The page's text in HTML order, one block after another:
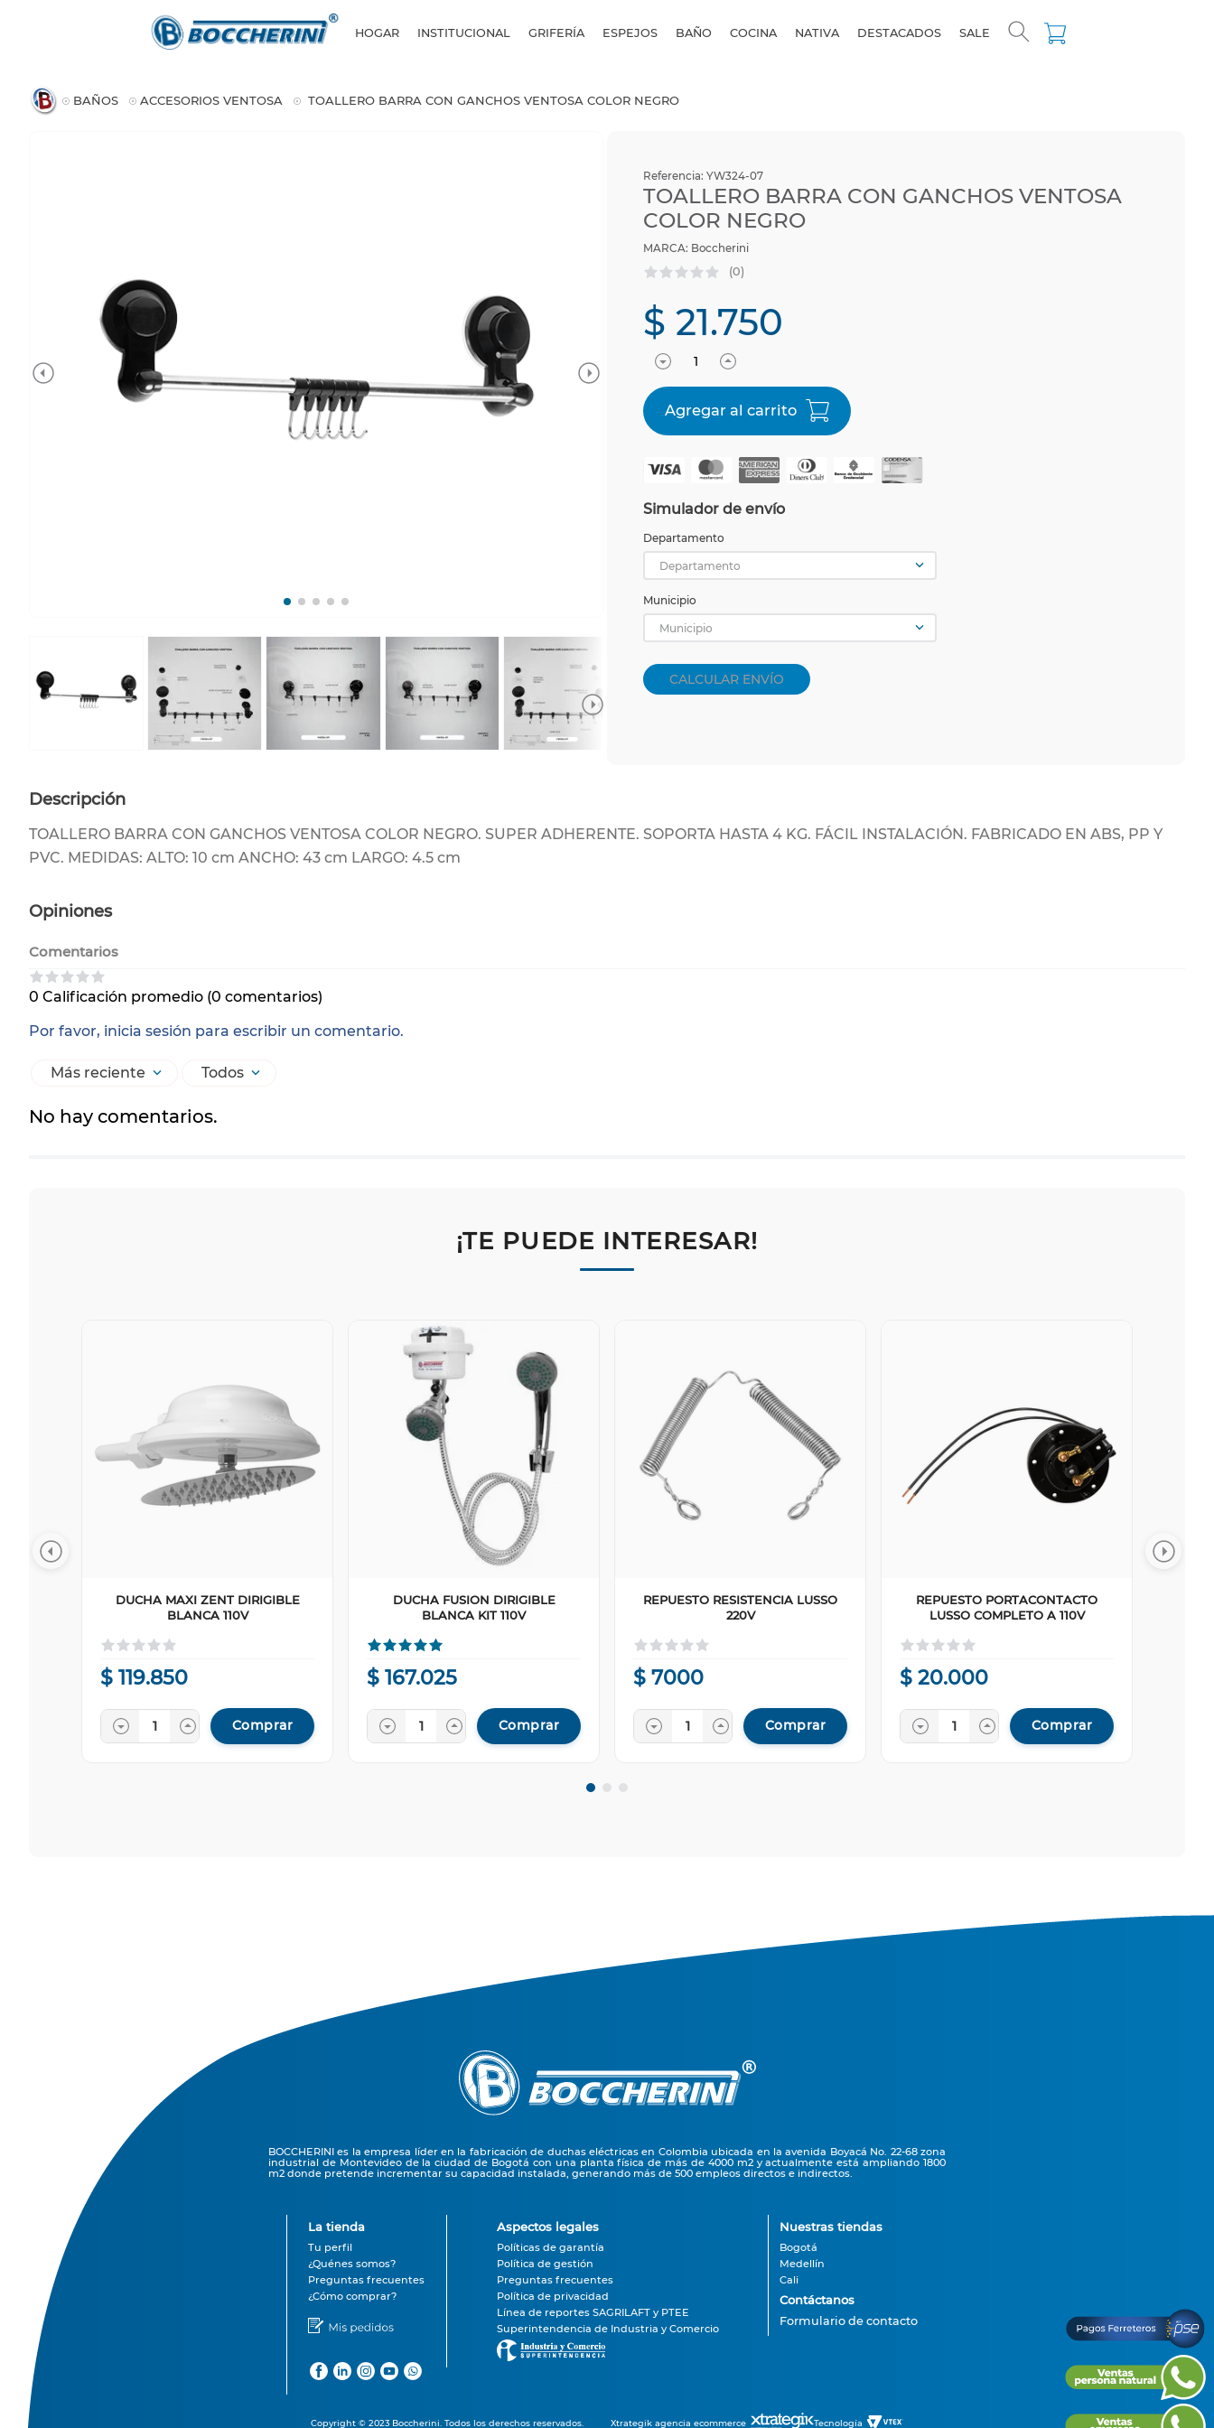
HOGAR INSTITUCIONAL GRIFERÍA ESPEJOS BAÑO COCINA NATIVA DESTACADOS SALE
BAÑOS ACCESORIOS VENTOSA TOALLERO BARRA CON GANCHOS VENTOSA COLOR NEGRO
Referencia: YW324-07
TOALLERO BARRA CON GANCHOS VENTOSA
COLOR NEGRO
Boccherini
(0)
$ 21.750
Simulador de envío
Departamento
Departamento
Municipio
Municipio
CALCULAR ENVÍO
Descripción
TOALLERO BARRA CON GANCHOS VENTOSA COLOR NEGRO. SUPER ADHERENTE. SOPORTA HASTA 4 KG. FÁCIL INSTALACIÓN. FABRICADO EN ABS, PP Y
PVC. MEDIDAS: ALTO: 10 cm ANCHO: 43 cm LARGO: 4.5 cm
Opiniones
Comentarios
0 Calificación promedio (0 comentarios)
Por favor, inicia sesión para escribir un comentario.
Más reciente Todos
No hay comentarios.
¡TE PUEDE INTERESAR!
DUCHA MAXI ZENT DIRIGIBLE
BLANCA 110V
$ 119.850
Comprar
DUCHA FUSION DIRIGIBLE
BLANCA KIT 110V
$ 167.025
Comprar
REPUESTO RESISTENCIA LUSSO
220V
$ 7000
Comprar
REPUESTO PORTACONTACTO
LUSSO COMPLETO A 110V
$ 20.000
Comprar
BOCCHERINI es la empresa líder en la fabricación de duchas eléctricas en Colombia ubicada en la avenida Boyacá No. 22-68 zona
industrial de Montevideo de la ciudad de Bogotá con una planta física de más de 4000 m2 y actualmente está ampliando 1800
m2 donde pretende incrementar su capacidad instalada, generando más de 500 empleos directos e indirectos.
La tienda
Tu perfil
¿Quénes somos?
Preguntas frecuentes
¿Cómo comprar?
Aspectos legales
Políticas de garantía
Política de gestión
Preguntas frecuentes
Política de privacidad
Línea de reportes SAGRILAFT y PTEE
Superintendencia de Industria y Comercio
Nuestras tiendas
Bogotá
Medellín
Cali
Contáctanos
Formulario de contacto
Copyright © 2023 Boccherini. Todos los derechos reservados. Xtrategik agencia ecommerce Tecnología